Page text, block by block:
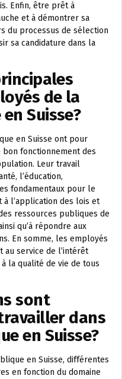
Enfin, être prêt à
et à démontrer sa
du processus de sélection
sa candidature dans la
de la
Suisse?
en Suisse ont pour
fonctionnement des
Leur travail
l’éducation,
fondamentaux pour le
l’application des lois et
ressources publiques de
qu’à répondre aux
En somme, les employés
au service de l’intérêt
la qualité de vie de tous
sont
dans
en Suisse?
en Suisse, différentes
en fonction du domaine